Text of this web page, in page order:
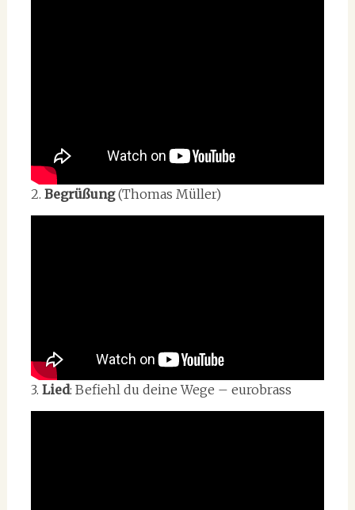
2. Begrüßung(Thomas Müller)
3. Lied: Befiehl du deine Wege – eurobrass